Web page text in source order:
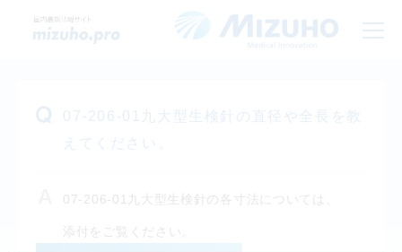
07-206-01九大型生検針の直径や全長を教
えてください。
07-206-01九大型生検針の各寸法については、
添付をご覧ください。